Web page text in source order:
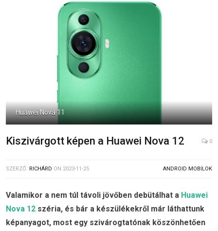
Huawei Nova 11
Kiszivárgott képen a Huawei Nova 12 0
SZERZŐ: RICHÁRD ON 2023-11-25 ANDROID MOBILOK
Valamikor a nem túl távoli jövőben debütálhat a Huawei
Nova 12 széria, és bár a készülékekről már láthattunk
képanyagot, most egy szivárogtatónak köszönhetően